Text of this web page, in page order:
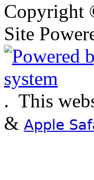
Copyright
Site
. This
& Apple